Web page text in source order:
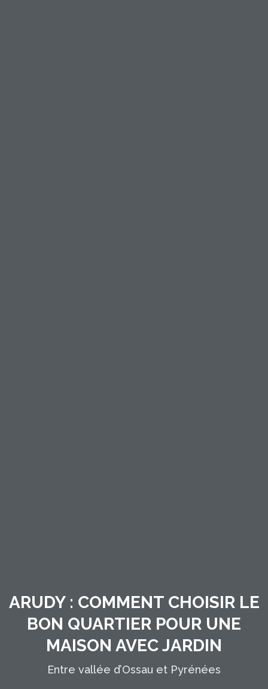
ARUDY : COMMENT CHOISIR LE
BON QUARTIER POUR UNE
MAISON AVEC JARDIN
Entre vallée d’Ossau et Pyrénées